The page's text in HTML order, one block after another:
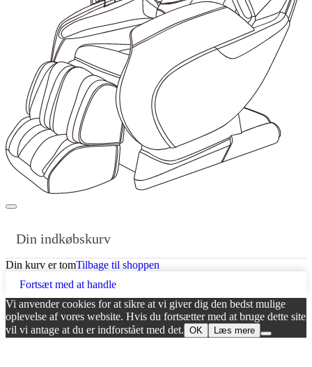
Din indkøbskurv
Din kurv er tomTilbage til shoppen
Fortsæt med at handle
Vi anvender cookies for at sikre at vi giver dig den bedst mulige
oplevelse af vores website. Hvis du fortsætter med at bruge dette site
vil vi antage at du er indforstået med det. OK Læs mere